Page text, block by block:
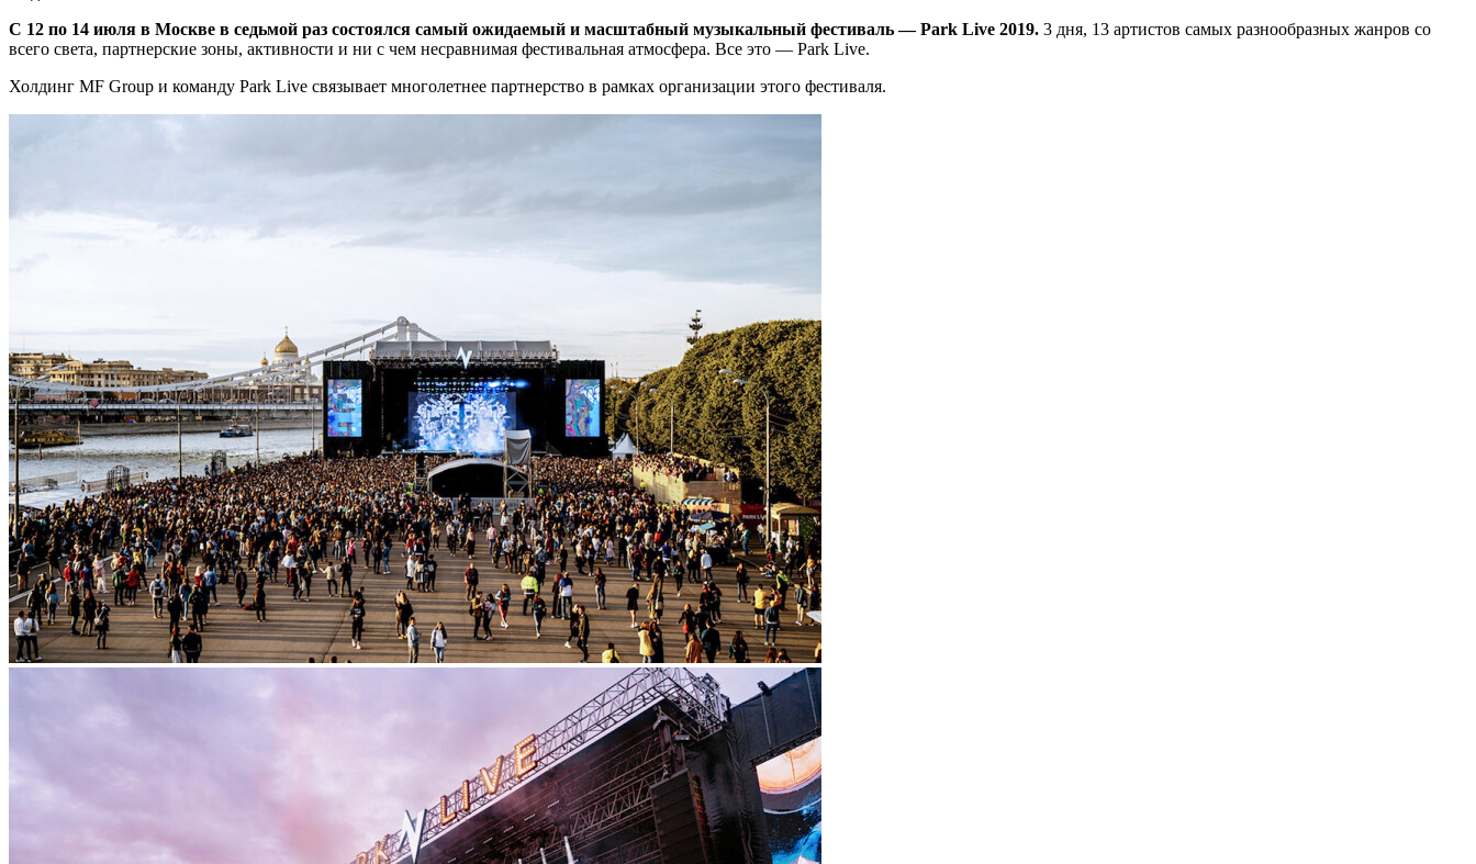
С 12 по 14 июля в Москве в седьмой раз состоялся самый ожидаемый и масштабный музыкальный фестиваль — Park Live 2019. 3 дня, 13 артистов самых разнообразных жанров со
всего света, партнерские зоны, активности и ни с чем несравнимая фестивальная атмосфера. Все это — Park Live.
Холдинг MF Group и команду Park Live связывает многолетнее партнерство в рамках организации этого фестиваля.